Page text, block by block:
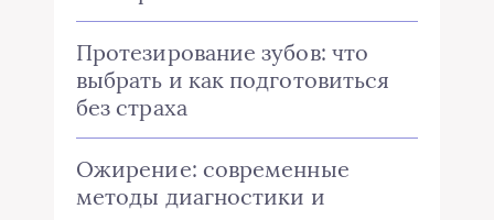
Протезирование зубов: что
выбрать и как подготовиться
без страха
Ожирение: современные
методы диагностики и